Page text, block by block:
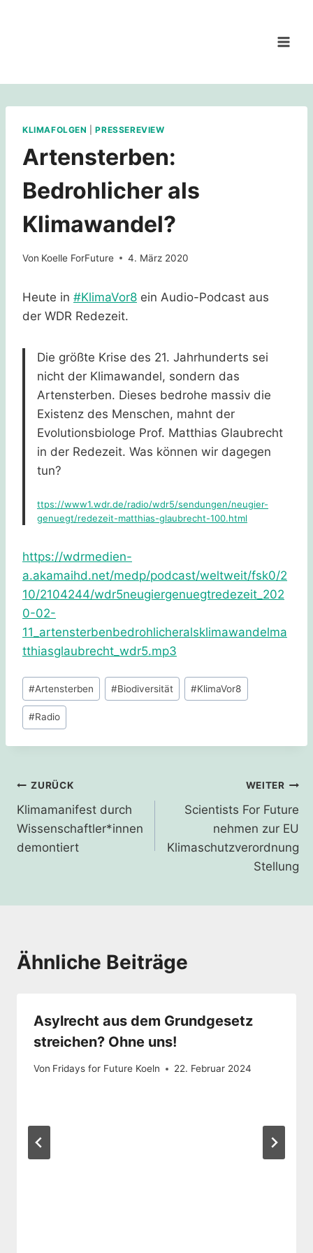
KLIMAFOLGEN |PRESSEREVIEW
Artensterben:
Bedrohlicher als
Klimawandel?
Von Koelle ForFuture 4. März 2020
Heute in #KlimaVor8 ein Audio-Podcast aus
der WDR Redezeit.
Die größte Krise des 21. Jahrhunderts sei
nicht der Klimawandel, sondern das
Artensterben. Dieses bedrohe massiv die
Existenz des Menschen, mahnt der
Evolutionsbiologe Prof. Matthias Glaubrecht
in der Redezeit. Was können wir dagegen
tun?
ttps://www1.wdr.de/radio/wdr5/sendungen/neugier-
genuegt/redezeit-matthias-glaubrecht-100.html
https://wdrmedien-
a.akamaihd.net/medp/podcast/weltweit/fsk0/2
10/2104244/wdr5neugiergenuegtredezeit_202
0-02-
11_artensterbenbedrohlicheralsklimawandelma
tthiasglaubrecht_wdr5.mp3
Schlagworte:
#Artensterben #Biodiversität #KlimaVor8
#Radio
Beitragsnavigation
ZURÜCK
Klimamanifest durch
Wissenschaftler*innen
demontiert
WEITER
Scientists For Future
nehmen zur EU
Klimaschutzverordnung
Stellung
Ähnliche Beiträge
Asylrecht aus dem Grundgesetz
streichen? Ohne uns!
Von Fridays for Future Koeln 22. Februar 2024